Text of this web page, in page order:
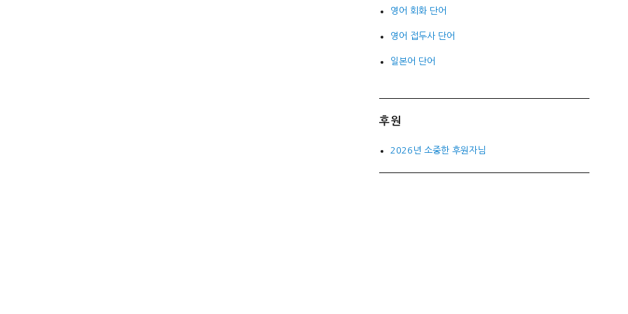
영어 회화 단어
영어 접두사 단어
일본어 단어
후원
2026년 소중한 후원자님